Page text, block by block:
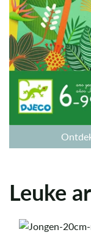
Leuke